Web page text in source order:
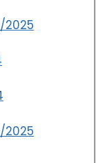
2025
2025